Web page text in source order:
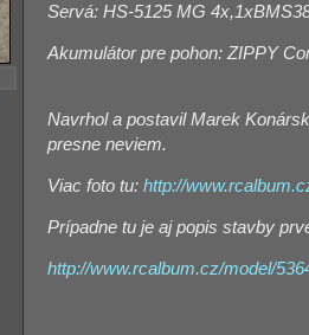
Servá: HS-5125 MG
Akumulátor pre pohon: ZIPPY
Navrhol a postavil Marek
presne neviem.
Viac foto tu: http://
Prípadne tu je aj popis stavby
http://www.rcalbum.cz/model/